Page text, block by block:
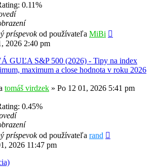
0.11%
príspevokod používateľa MiBi
2026 2:40 pm
GUĽA S&P 500 (2026) - Tipy na index
maximum a close hodnota v roku 2026
tomáš virdzek » Po 12 01, 2026 5:41 pm
0.45%
príspevokod používateľa rand
2026 11:47 pm